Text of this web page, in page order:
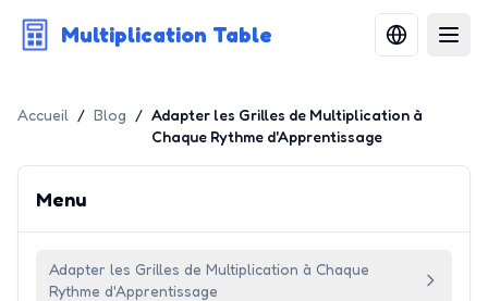
Multiplication Table
Accueil / Blog / Adapter les Grilles de Multiplication à
Chaque Rythme d'Apprentissage
Menu
Adapter les Grilles de Multiplication à Chaque
Rythme d'Apprentissage